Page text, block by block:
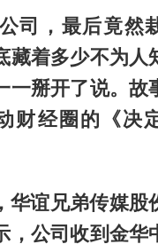
司，最后竟然
藏着多少不为人
一掰开了说。故
财经圈的《决
华谊兄弟传媒股
，公司收到金华